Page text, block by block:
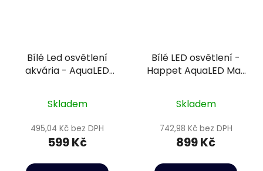
Bílé Led osvětlení
akvária - AquaLED
Skladem
495,04 Kč bez DPH
599 Kč
Bílé LED osvětlení -
Happet AquaLED Max
Skladem
742,98 Kč bez DPH
899 Kč